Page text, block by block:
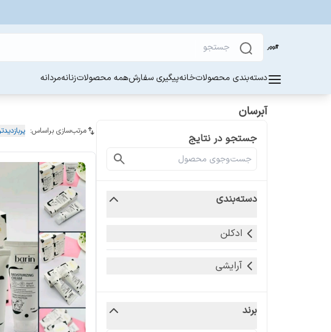
دسته‌بندی محصولاتخانهپیگیری سفارشهمه محصولاتزنانهمردانه
آبرسان
جستجو در نتایج
دسته‌بندی
ادکلن
آرایشی
برند
مرتب‌سازی براساس: